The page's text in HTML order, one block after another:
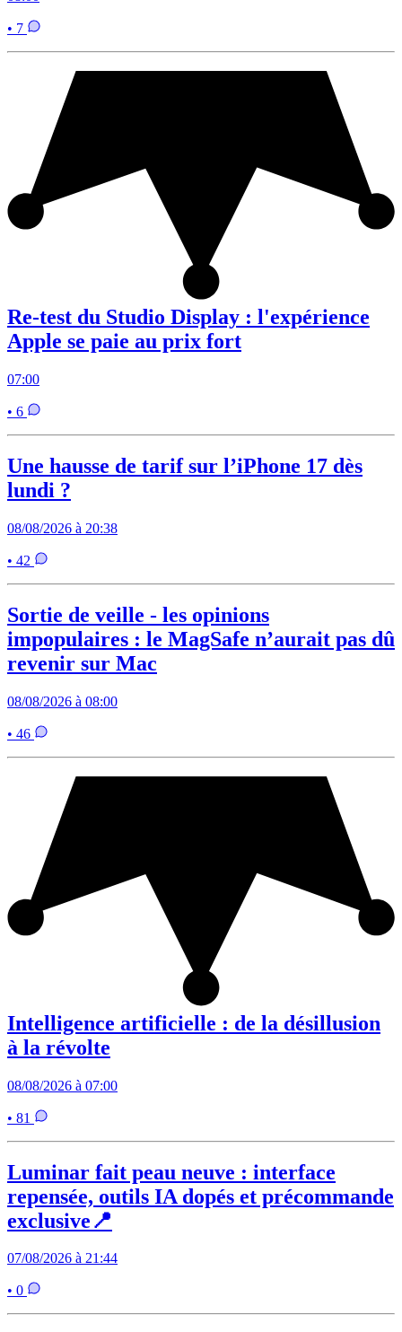
• 7
Re-test du Studio Display : l'expérience
Apple se paie au prix fort
07:00
• 6
Une hausse de tarif sur l’iPhone 17 dès
lundi ?
08/08/2026 à 20:38
• 42
Sortie de veille - les opinions
impopulaires : le MagSafe n’aurait pas dû
revenir sur Mac
08/08/2026 à 08:00
• 46
Intelligence artificielle : de la désillusion
à la révolte
08/08/2026 à 07:00
• 81
Luminar fait peau neuve : interface
repensée, outils IA dopés et précommande
exclusive📍
07/08/2026 à 21:44
• 0